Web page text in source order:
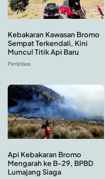
Kebakaran Kawasan Bromo
Sempat Terkendali, Kini
Muncul Titik Api Baru
Peristiwa
Api Kebakaran Bromo
Mengarah ke B-29, BPBD
Lumajang Siaga